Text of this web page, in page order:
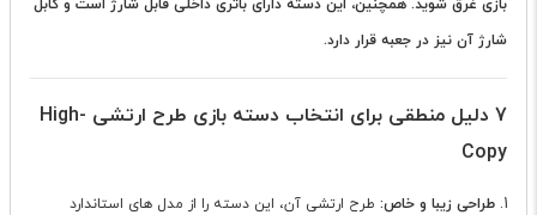
بازی غرق شوید. همچنین، این دسته دارای باتری داخلی قابل شارژ است و کابل
شارژ آن نیز در جعبه قرار دارد.
7 دلیل منطقی برای انتخاب دسته بازی طرح ارتشی High-
Copy
طراحی زیبا و خاص: طرح ارتشی آن، این دسته را از مدل های استاندارد